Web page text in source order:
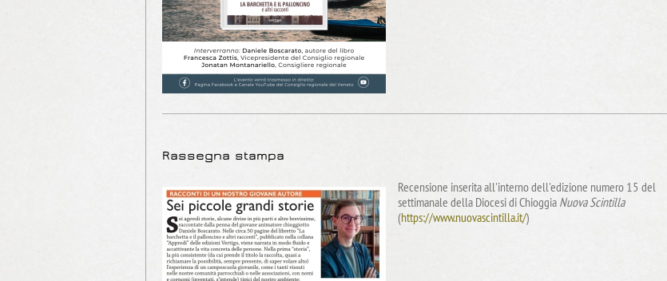
Rassegna stampa
Recensione inserita all'interno dell'edizione numero 15 del
settimanale della Diocesi di Chioggia Nuova Scintilla
( https://www.nuovascintilla.it/)